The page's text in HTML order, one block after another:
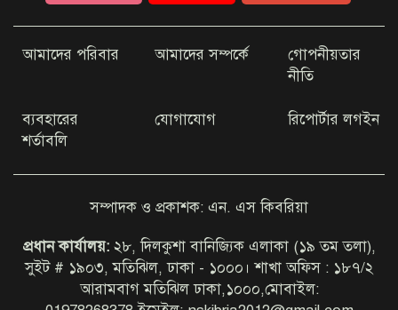
বিশেষ সুবিধা নেই বেসরকারি জ্বালানি
টাঙ্গাইল শিবনাথ উচ্চ বিদ্যালয়ে এডহক
কমিটি অনুমোদন
আমাদের পরিবার আমাদের সম্পর্কে
গোপনীয়তার
নীতি
ব্যবহারের
শর্তাবলি
যোগাযোগ রিপোর্টার লগইন
সম্পাদক ও প্রকাশক: এন. এস কিবরিয়া
প্রধান কার্যালয়:২৮, দিলকুশা বানিজ্যিক এলাকা (১৯ তম তলা),
সুইট # ১৯০৩, মতিঝিল, ঢাকা - ১০০০। শাখা অফিস : ১৮৭/২
আরামবাগ মতিঝিল ঢাকা,১০০০,মোবাইল: